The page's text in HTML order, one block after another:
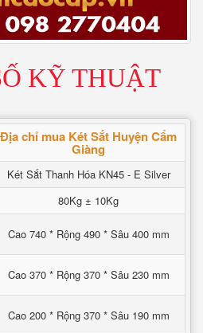
KỸ THUẬT
Địa chỉ mua Két Sắt Huyện Cẩm
Giàng
Két Sắt Thanh Hóa KN45 - E Silver
80Kg ± 10Kg
Cao 740 * Rộng 490 * Sâu 400 mm
Cao 370 * Rộng 370 * Sâu 230 mm
Cao 200 * Rộng 370 * Sâu 190 mm